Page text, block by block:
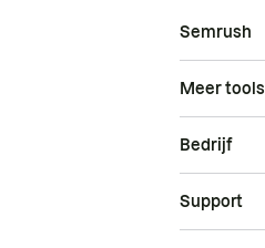
Semrush
Meer tools
Bedrijf
Support